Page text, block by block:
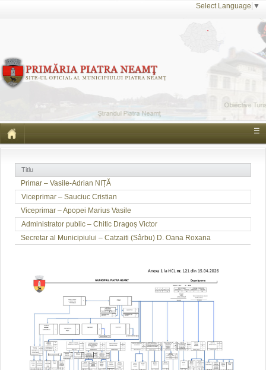
Select Language ▼
☰
Titlu
Primar – Vasile-Adrian NIȚĂ
Viceprimar – Sauciuc Cristian
Viceprimar – Apopei Marius Vasile
Administrator public – Chitic Dragoș Victor
Secretar al Municipiului – Catzaiti (Sârbu) D. Oana Roxana